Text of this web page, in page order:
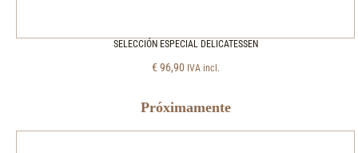
SELECCIÓN ESPECIAL DELICATESSEN
€ 96,90 IVA incl.
Próximamente